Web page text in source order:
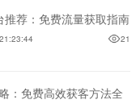
荐：免费流量获取指南
21
：免费高效获客方法全